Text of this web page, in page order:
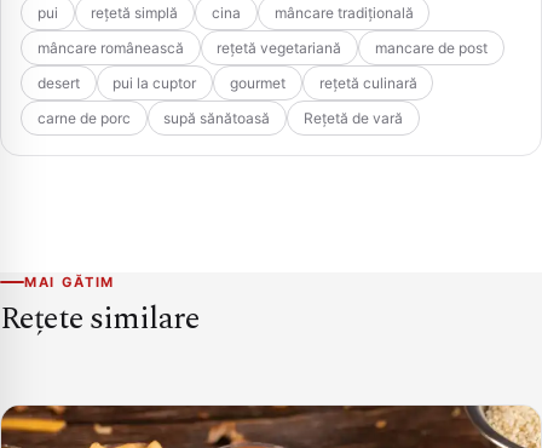
pui
rețetă simplă cina
mâncare tradițională
mâncare românească
rețetă vegetariană
mancare de post
desert
pui la cuptor gourmet
rețetă culinară
carne de porc
supă sănătoasă Rețetă de vară
MAI GĂTIM
Rețete similare